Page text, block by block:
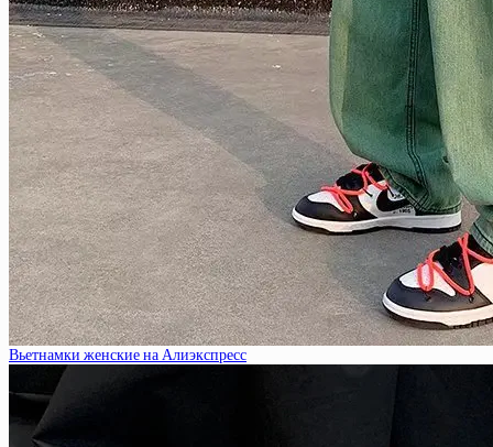
Вьетнамки женские на Алиэкспресс